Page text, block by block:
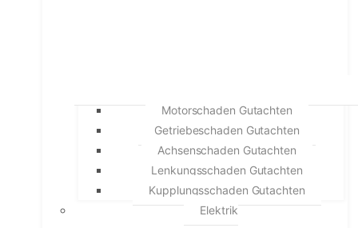
Motorschaden Gutachten
Getriebeschaden Gutachten
Achsenschaden Gutachten
Lenkungsschaden Gutachten
Kupplungsschaden Gutachten
Elektrik